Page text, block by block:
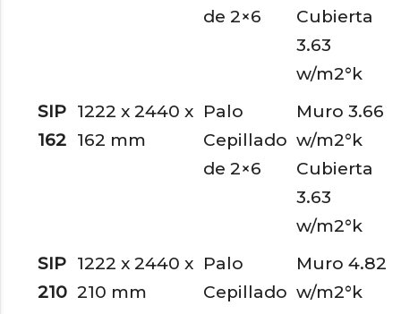
de 2×6
Cubierta
3.63
w/m2°k
SIP
162
1222 x 2440 x
162 mm
Palo
Cepillado
de 2×6
Muro 3.66
w/m2°k
Cubierta
3.63
w/m2°k
SIP
210
1222 x 2440 x
210 mm
Palo
Cepillado
Muro 4.82
w/m2°k